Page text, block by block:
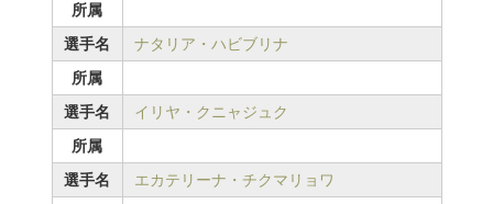
所属
選手名
ナタリア・ハビブリナ
所属
選手名
イリヤ・クニャジュク
所属
選手名
エカテリーナ・チクマリョワ